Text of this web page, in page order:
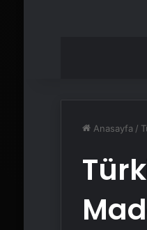
Anasayfa /